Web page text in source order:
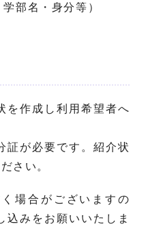
部名・身分等）
を作成し利用希望者へ
証が必要です。紹介状
さい。
場合がございますの
込みをお願いいたしま